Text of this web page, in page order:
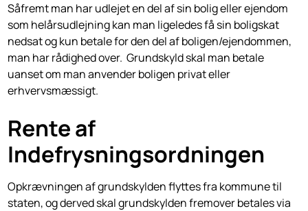
Såfremt man har udlejet en del af sin bolig eller ejendom
som helårsudlejning kan man ligeledes få sin boligskat
nedsat og kun betale for den del af boligen/ejendommen,
man har rådighed over. Grundskyld skal man betale
uanset om man anvender boligen privat eller
erhvervsmæssigt.
Rente af
Indefrysningsordningen
Opkrævningen af grundskylden flyttes fra kommune til
staten, og derved skal grundskylden fremover betales via